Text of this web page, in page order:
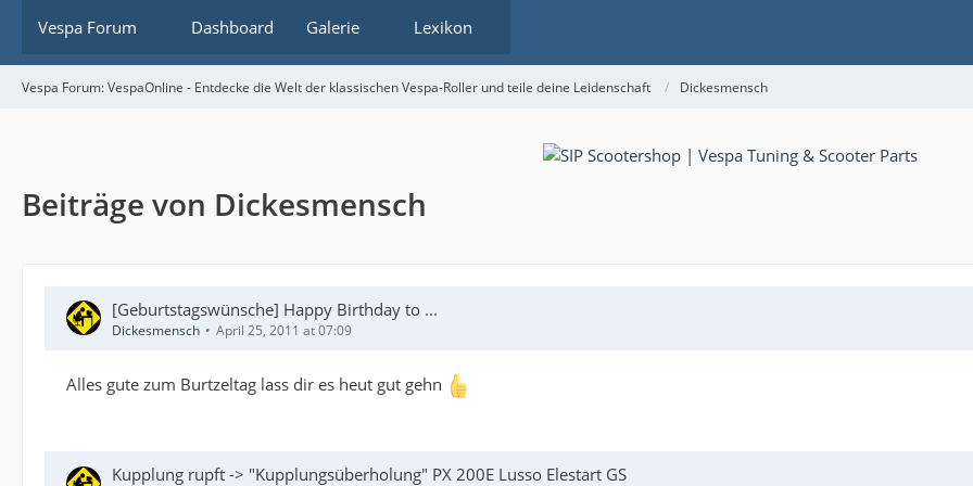
Vespa Forum Dashboard Galerie Lexikon
Vespa Forum: VespaOnline - Entdecke die Welt der klassischen Vespa-Roller und teile deine Leidenschaft Dickesmensch
Beiträge von Dickesmensch
[Geburtstagswünsche] Happy Birthday to ...
Dickesmensch April 25, 2011 at 07:09
Alles gute zum Burtzeltag lass dir es heut gut gehn
Kupplung rupft -> "Kupplungsüberholung" PX 200E Lusso Elestart GS